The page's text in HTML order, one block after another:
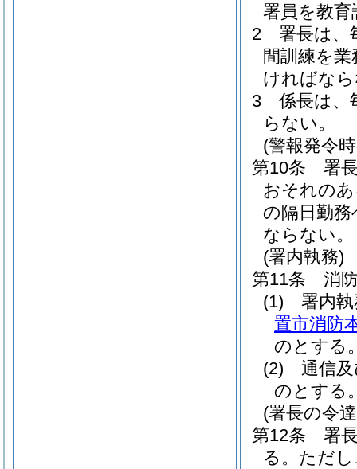
署員を教
2
署長は、
間訓練を
ければな
3
係長は、
らない。
(警報発令
第10条
署
おそれの
の隔日勤
ならない。
(署内執務)
第11条
消
(1)
署内
置市消防
のとする
(2)
通信
のとする
(署長の令
第12条
署
る。 ただ